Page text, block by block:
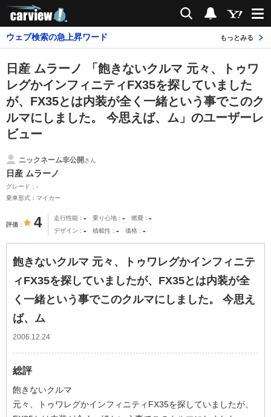
検索 通知
ウェブ検索の急上昇ワード もっとみる
日産 ムラーノ 「飽きないクルマ 元々、トゥワ
レグかインフィニティFX35を探していました
が、FX35とは内装が全く一緒という事でこのク
ルマにしました。 今思えば、ム」のユーザーレ
ビュー
ニックネーム非公開さん
日産 ムラーノ
グレード：-
乗車形式：マイカー
評価 4 走行性能 - 乗り心地 - 燃費 -
デザイン - 積載性 - 価格 -
飽きないクルマ 元々、トゥワレグかインフィニテ
ィFX35を探していましたが、FX35とは内装が全
く一緒という事でこのクルマにしました。 今思え
ば、ム
2006.12.24
総評
飽きないクルマ
元々、トゥワレグかインフィニティFX35を探していましたが、